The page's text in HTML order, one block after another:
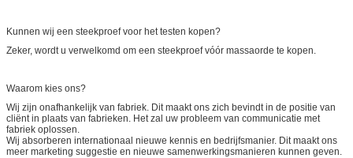
Kunnen wij een steekproef voor het testen kopen?
Zeker, wordt u verwelkomd om een steekproef vóór massaorde te kopen.
Waarom kies ons?
Wij zijn onafhankelijk van fabriek. Dit maakt ons zich bevindt in de positie van
cliënt in plaats van fabrieken. Het zal uw probleem van communicatie met
fabriek oplossen.
Wij absorberen internationaal nieuwe kennis en bedrijfsmanier. Dit maakt ons
meer marketing suggestie en nieuwe samenwerkingsmanieren kunnen geven.